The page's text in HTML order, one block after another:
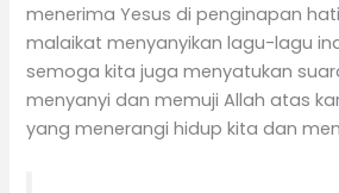
menerima Yesus di penginapan
malaikat menyanyikan lagu-lagu
semoga kita juga menyatukan
menyanyi dan memuji Allah atas
yang menerangi hidup kita dan